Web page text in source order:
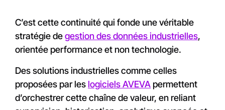
C’est cette continuité qui fonde une véritable
stratégie degestion des données industrielles,
orientée performance et non technologie.
Des solutions industrielles comme celles
proposées par les logiciels AVEVA permettent
d’orchestrer cette chaîne de valeur, en reliant